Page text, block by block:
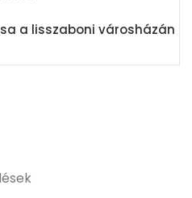
a lisszaboni városházán